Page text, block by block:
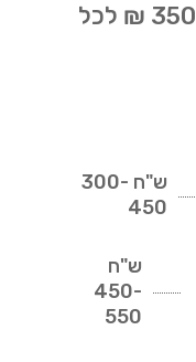
אנשים) ינוע בין 1500 – 3500 ₪ לכל
ש"ח 300-
450
ש"ח
450-
550